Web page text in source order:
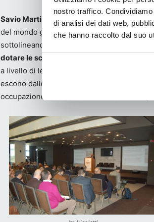
nostro traffico.
di analisi dei dati web,
che hanno raccolto dal suo
Savio Martinico, Direttore di ENIP GCT
,
del mondo grafico e cartotecnico, ha
sottolineando
dotare le scuole di laboratori attrezzati
,
a livello di leadership di mercato, e
escono dalle 35 scuole accreditate da
occupazione, mentre la restante parte